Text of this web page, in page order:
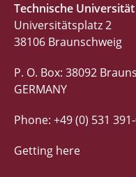
Technische
Universitätsplatz 2
38106 Braunschweig
P. O. Box: 38092
GERMANY
Phone: +49 (0) 531
Getting here